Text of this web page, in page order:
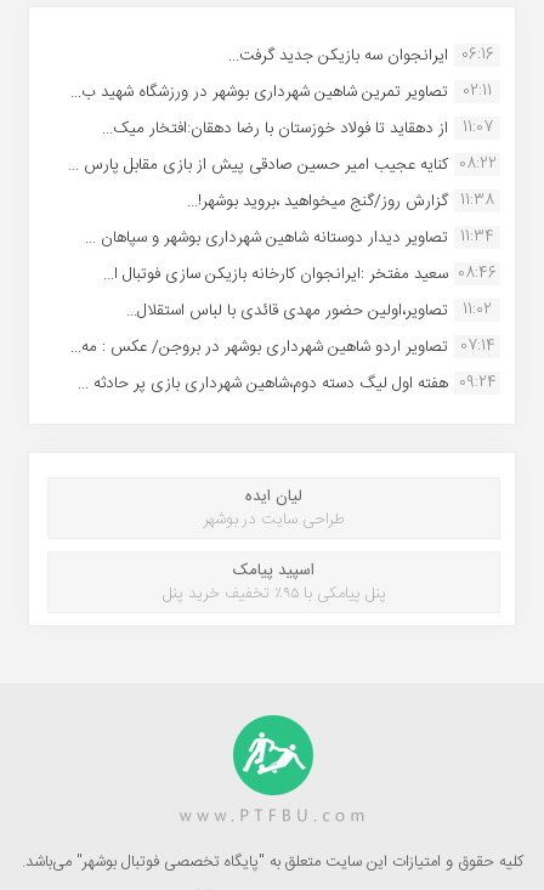
06:16 ایرانجوان سه بازیکن جدید گرفت...
02:11
تصاویر تمرین شاهین شهردارى بوشهر در ورزشگاه شهید ب...
11:07
از دهقاید تا فولاد خوزستان با رضا دهقان:افتخار میک...
08:22 کنایه عجیب امیر حسین صادقی پیش از بازی مقابل پارس ...
11:38 گزارش روز/گنج میخواهید ،بروید بوشهر!...
11:34 تصاویر دیدار دوستانه شاهین شهردارى بوشهر و سپاهان ...
08:46 سعید مفتخر :ایرانجوان کارخانه بازیکن سازی فوتبال ا...
11:02
تصاویر،اولین حضور مهدی قائدی با لباس استقلال...
07:14 تصاویر اردو شاهین شهرداری بوشهر در بروجن/ عکس : مه...
09:24 هفته اول لیگ دسته دوم،شاهین شهرداری بازی پر حادثه ...
لیان ایده
طراحی سایت در بوشهر
اسپید پیامک
پنل پیامکی با ۹۵٪ تخفیف خرید پنل
کلیه حقوق و امتیازات این سایت متعلق به "پایگاه تخصصی فوتبال بوشهر" می‌باشد.